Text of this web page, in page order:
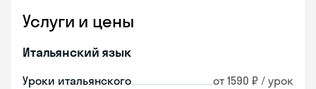
Услуги и цены
Итальянский язык
Уроки итальянского от 1590 ₽ / урок